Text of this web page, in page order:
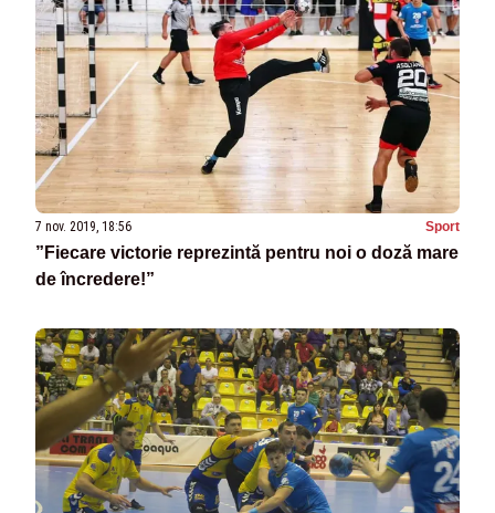
7 nov. 2019, 18:56 Sport
”Fiecare victorie reprezintă pentru noi o doză mare
de încredere!”